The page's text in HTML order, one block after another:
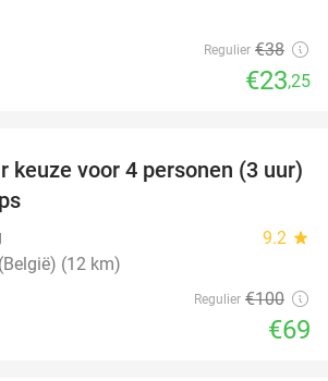
Regulier €38
€23,25
31%
keuze voor 4 personen (3 uur)
9.2 star
(12 km)
Regulier €100
€69